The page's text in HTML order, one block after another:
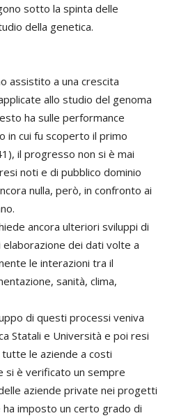
sotto la spinta delle
della genetica.
assistito a una crescita
allo studio del genoma
ha sulle performance
in cui fu scoperto il primo
il progresso non si è mai
noti e di pubblico dominio
nulla, però, in confronto ai
ancora ulteriori sviluppi di
dei dati volte a
le interazioni tra il
sanità, clima,
di questi processi veniva
Statali e Università e poi resi
le aziende a costi
si è verificato un sempre
aziende private nei progetti
imposto un certo grado di